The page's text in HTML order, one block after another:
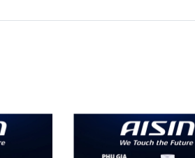
thay kế tiếp, tránh để dầu thắng tiếp
số kỹ thuật. Tránh tiếp xúc trực tiếp